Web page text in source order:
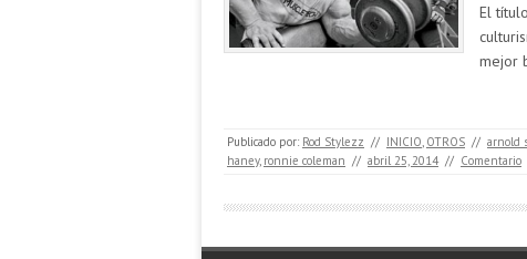
El
mejor
Publicado por: Rod Stylezz // INICIO, OTROS // arnold
haney, ronnie coleman // abril 25, 2014 // Comentario